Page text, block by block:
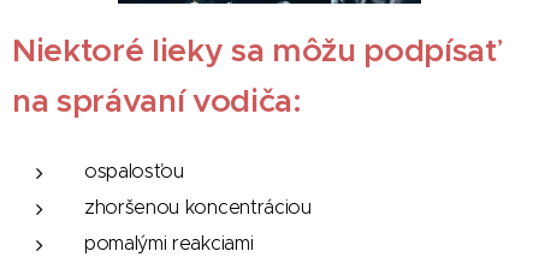
Niektoré lieky sa môžu podpísať
na správaní vodiča:
ospalosťou
zhoršenou koncentráciou
pomalými reakciami